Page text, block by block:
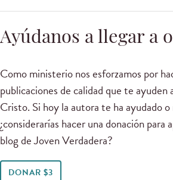
Ayúdanos a llegar a
Como ministerio nos esforzamos por
publicaciones de calidad que te ayuden
Cristo. Si hoy la autora te ha ayudado
¿considerarías hacer una donación para
blog de Joven Verdadera?
DONAR $3